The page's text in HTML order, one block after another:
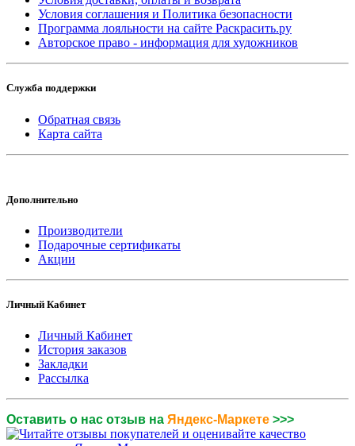
Условия соглашения и Политика безопасности
Программа лояльности на сайте Раскрасить.ру
Авторское право - информация для художников
Служба поддержки
Обратная связь
Карта сайта
Дополнительно
Производители
Подарочные сертификаты
Акции
Личный Кабинет
Личный Кабинет
История заказов
Закладки
Рассылка
Оставить о нас отзыв на Яндекс-Маркете >>>